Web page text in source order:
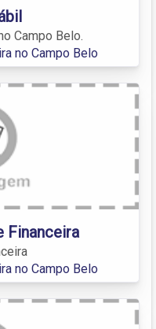
Campo Belo.
no Campo Belo
Financeira
no Campo Belo